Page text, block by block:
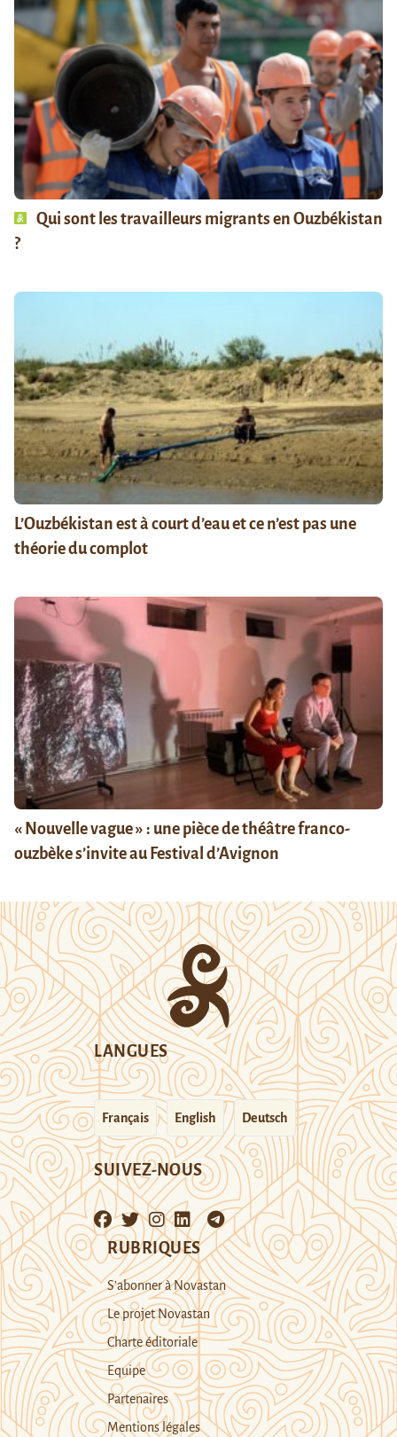
Qui sont les travailleurs migrants en Ouzbékistan
?
L’Ouzbékistan est à court d’eau et ce n’est pas une
théorie du complot
« Nouvelle vague » : une pièce de théâtre franco-
ouzbèke s’invite au Festival d’Avignon
LANGUES
Français English Deutsch
SUIVEZ-NOUS
RUBRIQUES
S’abonner à Novastan
Le projet Novastan
Charte éditoriale
Equipe
Partenaires
Mentions légales